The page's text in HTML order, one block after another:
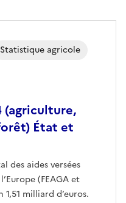
(agriculture,
État et
des aides versées
(FEAGA et
1,51 milliard d’euros.
Statistique agricole